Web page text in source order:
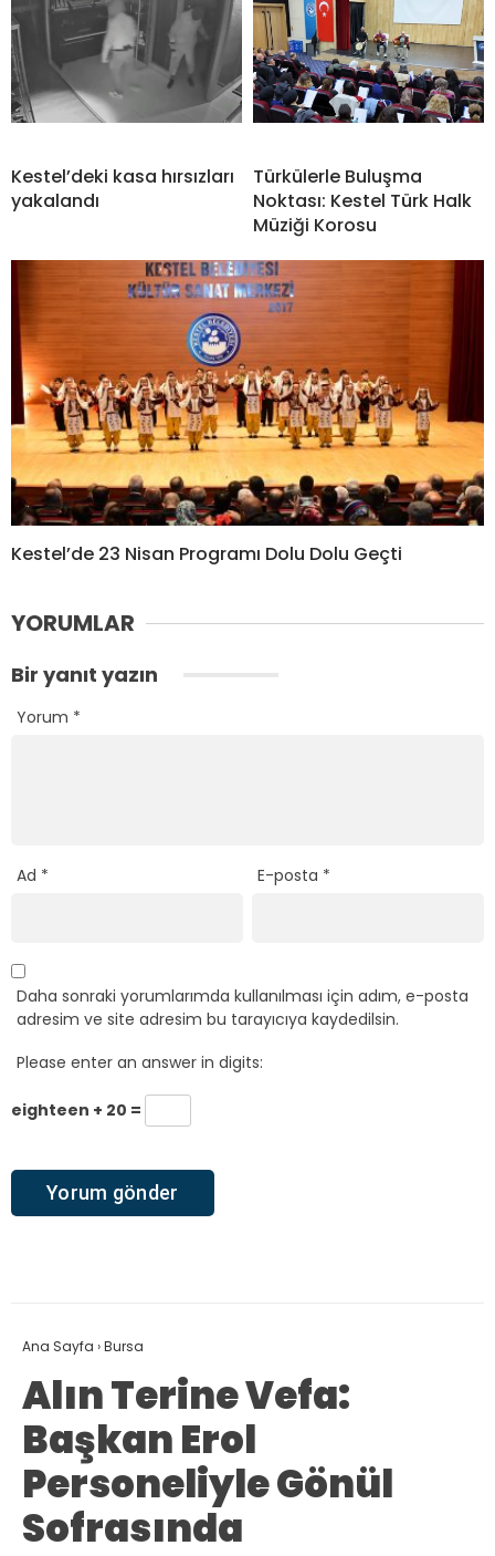
Kestel’deki kasa hırsızları
yakalandı
Türkülerle Buluşma
Noktası: Kestel Türk Halk
Müziği Korosu
Kestel’de 23 Nisan Programı Dolu Dolu Geçti
YORUMLAR
Bir yanıt yazın
Yorum *
Ad * E-posta *
Daha sonraki yorumlarımda kullanılması için adım, e-posta
adresim ve site adresim bu tarayıcıya kaydedilsin.
Please enter an answer in digits:
eighteen + 20 =
Ana Sayfa ›Bursa
Alın Terine Vefa:
Başkan Erol
Personeliyle Gönül
Sofrasında